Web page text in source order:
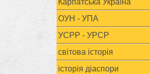
Карпатська Україна
ОУН - УПА
УСРР - УРСР
світова історія
історія діаспори